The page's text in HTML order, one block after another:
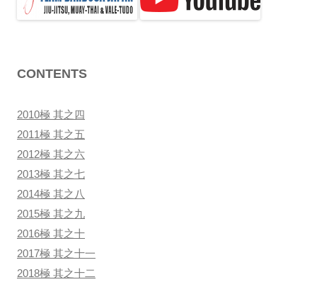
CONTENTS
2010極 其之四
2011極 其之五
2012極 其之六
2013極 其之七
2014極 其之八
2015極 其之九
2016極 其之十
2017極 其之十一
2018極 其之十二